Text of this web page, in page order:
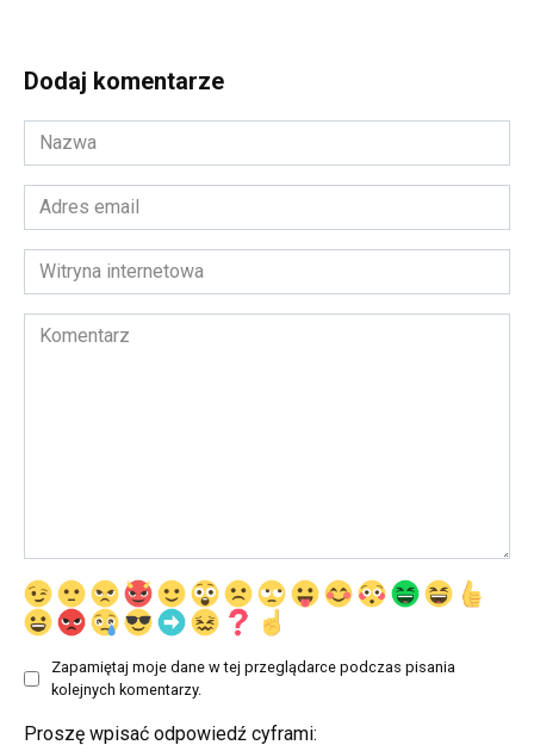
Dodaj komentarze
Nazwa
*
Adres
email
*Witryna
internetowa
Komentarz
Zapamiętaj moje dane w tej przeglądarce podczas pisania
kolejnych komentarzy.
Proszę wpisać odpowiedź cyframi: